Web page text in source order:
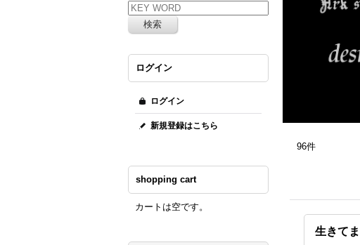
ログイン
ログイン
新規登録はこちら
shopping cart
カートは空です。
96件
生きてま